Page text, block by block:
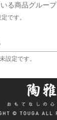
る商品グループ
です。
設定です。